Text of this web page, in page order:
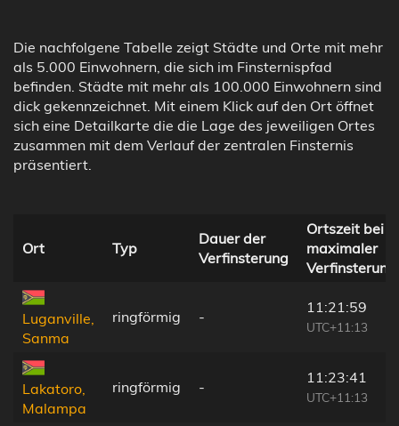
Die nachfolgene Tabelle zeigt Städte und Orte mit mehr
als 5.000 Einwohnern, die sich im Finsternispfad
befinden. Städte mit mehr als 100.000 Einwohnern sind
dick gekennzeichnet. Mit einem Klick auf den Ort öffnet
sich eine Detailkarte die die Lage des jeweiligen Ortes
zusammen mit dem Verlauf der zentralen Finsternis
präsentiert.
Ort Typ
Dauer der
Verfinsterung
Ortszeit bei
maximaler
Verfinsterung
Luganville,
Sanma
ringförmig -
11:21:59
UTC+11:13
Lakatoro,
Malampa
ringförmig -
11:23:41
UTC+11:13